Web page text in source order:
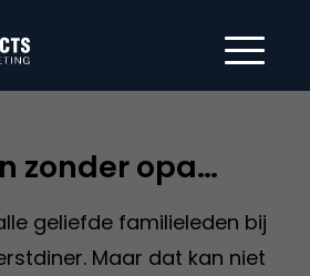
zonder opa…
geliefde familieleden bij
Maar dat kan niet